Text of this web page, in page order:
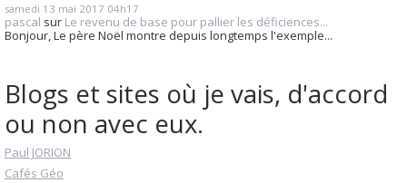
samedi 13 mai 2017 04h17
pascal sur Le revenu de base pour pallier les déficiences...
Bonjour, Le père Noël montre depuis longtemps l'exemple...
Blogs et sites où je vais, d'accord
ou non avec eux.
Paul JORION
Cafés Géo